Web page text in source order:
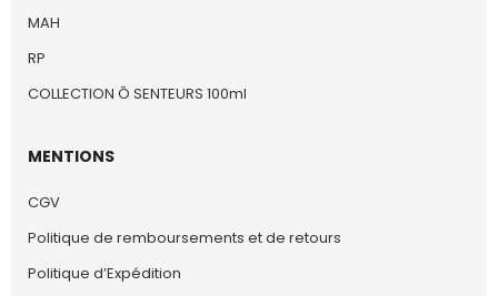
MAH
RP
COLLECTION Ô SENTEURS 100ml
MENTIONS
CGV
Politique de remboursements et de retours
Politique d’Expédition